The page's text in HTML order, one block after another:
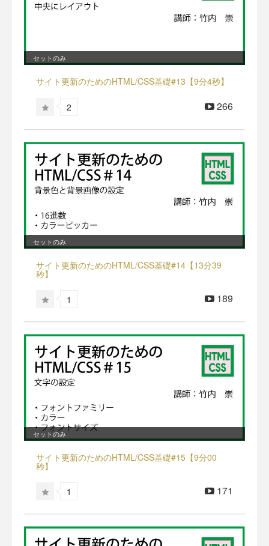
セットのみ
サイト更新のためのHTML/CSS基礎#13【9分4秒】
2 266
セットのみ
サイト更新のためのHTML/CSS基礎#14【13分39
秒】
1 189
セットのみ
サイト更新のためのHTML/CSS基礎#15【9分00
秒】
1 171